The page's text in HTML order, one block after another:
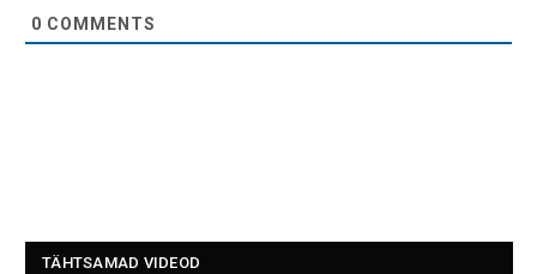
0 COMMENTS
TÄHTSAMAD VIDEOD